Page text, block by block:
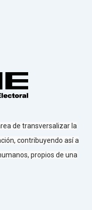
de transversalizar la
contribuyendo así a
propios de una